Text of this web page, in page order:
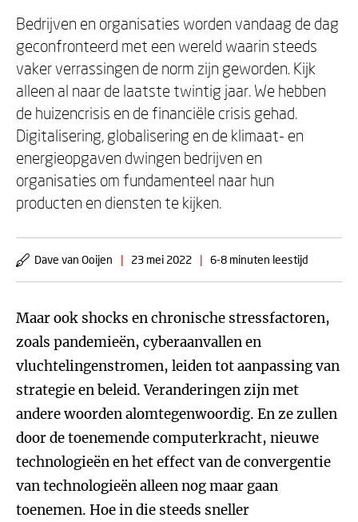
Bedrijven en organisaties worden vandaag de dag
geconfronteerd met een wereld waarin steeds
vaker verrassingen de norm zijn geworden. Kijk
alleen al naar de laatste twintig jaar. We hebben
de huizencrisis en de financiële crisis gehad.
Digitalisering, globalisering en de klimaat- en
energieopgaven dwingen bedrijven en
organisaties om fundamenteel naar hun
producten en diensten te kijken.
Dave van Ooijen | 23 mei 2022 | 6-8 minuten leestijd
Maar ook shocks en chronische stressfactoren,
zoals pandemieën, cyberaanvallen en
vluchtelingenstromen, leiden tot aanpassing van
strategie en beleid. Veranderingen zijn met
andere woorden alomtegenwoordig. En ze zullen
door de toenemende computerkracht, nieuwe
technologieën en het effect van de convergentie
van technologieën alleen nog maar gaan
toenemen. Hoe in die steeds sneller